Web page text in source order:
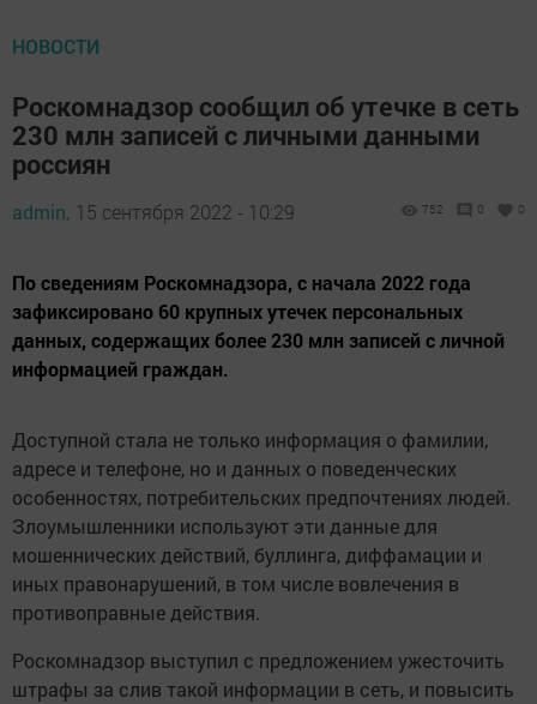
НОВОСТИ
Роскомнадзор сообщил об утечке в сеть
230 млн записей с личными данными
россиян
admin, 15 сентября 2022 - 10:29 752 0 0
По сведениям Роскомнадзора, с начала 2022 года
зафиксировано 60 крупных утечек персональных
данных, содержащих более 230 млн записей с личной
информацией граждан.
Доступной стала не только информация о фамилии,
адресе и телефоне, но и данных о поведенческих
особенностях, потребительских предпочтениях людей.
Злоумышленники используют эти данные для
мошеннических действий, буллинга, диффамации и
иных правонарушений, в том числе вовлечения в
противоправные действия.
Роскомнадзор выступил с предложением ужесточить
штрафы за слив такой информации в сеть, и повысить